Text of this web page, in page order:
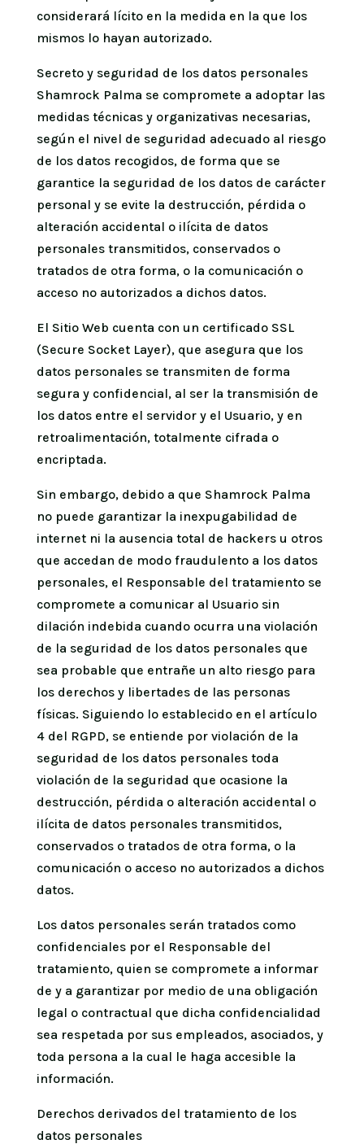
considerará lícito en la medida en la que los
mismos lo hayan autorizado.
Secreto y seguridad de los datos personales
Shamrock Palma se compromete a adoptar las
medidas técnicas y organizativas necesarias,
según el nivel de seguridad adecuado al riesgo
de los datos recogidos, de forma que se
garantice la seguridad de los datos de carácter
personal y se evite la destrucción, pérdida o
alteración accidental o ilícita de datos
personales transmitidos, conservados o
tratados de otra forma, o la comunicación o
acceso no autorizados a dichos datos.
El Sitio Web cuenta con un certificado SSL
(Secure Socket Layer), que asegura que los
datos personales se transmiten de forma
segura y confidencial, al ser la transmisión de
los datos entre el servidor y el Usuario, y en
retroalimentación, totalmente cifrada o
encriptada.
Sin embargo, debido a que Shamrock Palma
no puede garantizar la inexpugabilidad de
internet ni la ausencia total de hackers u otros
que accedan de modo fraudulento a los datos
personales, el Responsable del tratamiento se
compromete a comunicar al Usuario sin
dilación indebida cuando ocurra una violación
de la seguridad de los datos personales que
sea probable que entrañe un alto riesgo para
los derechos y libertades de las personas
físicas. Siguiendo lo establecido en el artículo
4 del RGPD, se entiende por violación de la
seguridad de los datos personales toda
violación de la seguridad que ocasione la
destrucción, pérdida o alteración accidental o
ilícita de datos personales transmitidos,
conservados o tratados de otra forma, o la
comunicación o acceso no autorizados a dichos
datos.
Los datos personales serán tratados como
confidenciales por el Responsable del
tratamiento, quien se compromete a informar
de y a garantizar por medio de una obligación
legal o contractual que dicha confidencialidad
sea respetada por sus empleados, asociados, y
toda persona a la cual le haga accesible la
información.
Derechos derivados del tratamiento de los
datos personales